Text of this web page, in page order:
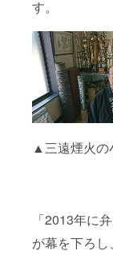
す。
▲三遠煙火の
「2013年に
が幕を下ろ